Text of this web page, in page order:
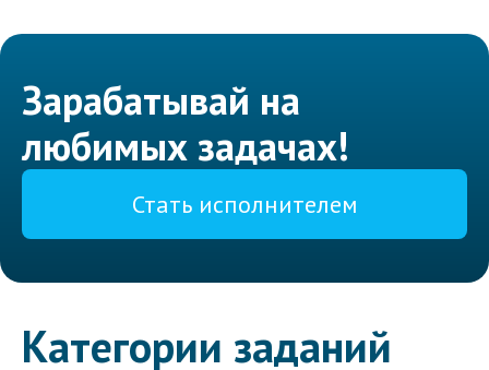
Зарабатывай на
любимых задачах!
Стать исполнителем
Категории заданий